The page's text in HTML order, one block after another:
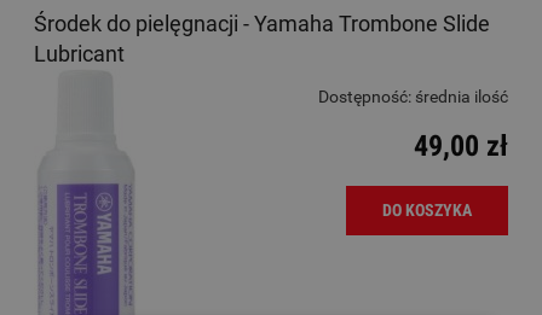
Środek do pielęgnacji - Yamaha Trombone Slide
Lubricant
Dostępność: średnia ilość
49,00 zł
DO KOSZYKA